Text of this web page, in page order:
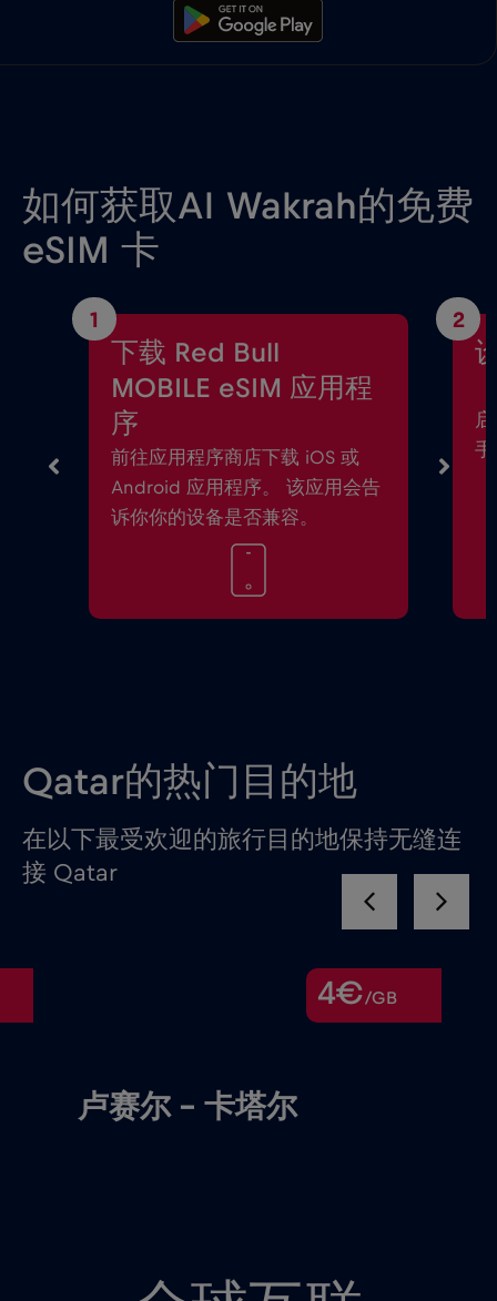
如何获取Al Wakrah的免费
eSIM 卡
1
下载 Red Bull
MOBILE eSIM 应用程
序
前往应用程序商店下载 iOS 或
Android 应用程序。 该应用会告
诉你你的设备是否兼容。
2
手
Qatar的热门目的地
在以下最受欢迎的旅行目的地保持无缝连
接 Qatar
4€/GB
卢赛尔 – 卡塔尔